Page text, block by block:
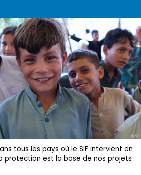
tous les pays où le SIF intervient en
protection est la base de nos projets